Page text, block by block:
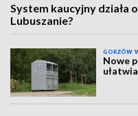
System kaucyjny działa
Lubuszanie?
GORZÓW
Nowe